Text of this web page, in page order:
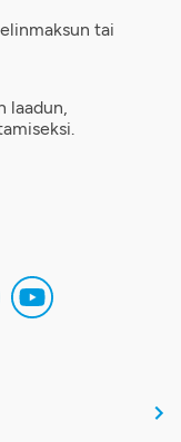
tai
laadun,